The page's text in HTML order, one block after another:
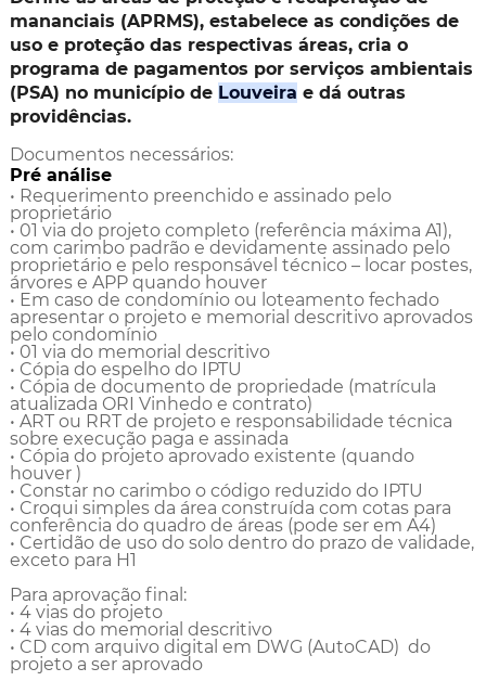
mananciais (APRMS), estabelece as condições de
uso e proteção das respectivas áreas, cria o
programa de pagamentos por serviços ambientais
(PSA) no município de Louveira e dá outras
providências.
Documentos necessários:
Pré análise
• Requerimento preenchido e assinado pelo
proprietário
• 01 via do projeto completo (referência máxima A1),
com carimbo padrão e devidamente assinado pelo
proprietário e pelo responsável técnico – locar postes,
árvores e APP quando houver
• Em caso de condomínio ou loteamento fechado
apresentar o projeto e memorial descritivo aprovados
pelo condomínio
• 01 via do memorial descritivo
• Cópia do espelho do IPTU
• Cópia de documento de propriedade (matrícula
atualizada ORI Vinhedo e contrato)
• ART ou RRT de projeto e responsabilidade técnica
sobre execução paga e assinada
• Cópia do projeto aprovado existente (quando
houver )
• Constar no carimbo o código reduzido do IPTU
• Croqui simples da área construída com cotas para
conferência do quadro de áreas (pode ser em A4)
• Certidão de uso do solo dentro do prazo de validade,
exceto para H1
Para aprovação final:
• 4 vias do projeto
• 4 vias do memorial descritivo
• CD com arquivo digital em DWG (AutoCAD) do
projeto a ser aprovado